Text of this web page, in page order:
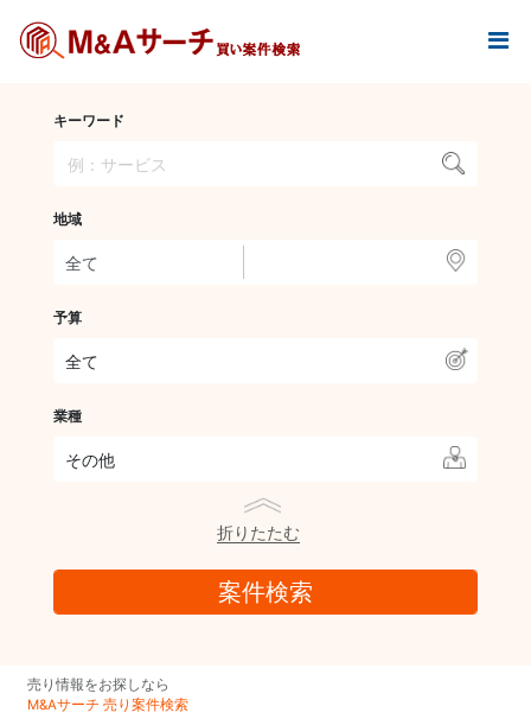
キーワード
地域
予算
全て
業種
その他
折りたたむ
売り情報をお探しなら
M&Aサーチ 売り案件検索